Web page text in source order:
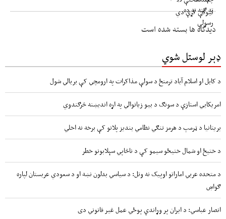
دیدگاه ها بسته شده است
ډېر لوستل شوي
د کابل او اسلام آباد ترمنځ د سولې مذاکرات په ارومچي کې بريالي شول
امریکايي استازې د سونګ د بیو زیاتوالي په اړه اندیښنه څرګندوي
بریتانیا د ټرمپ د هرمز تنګي نظامي بندیز پلانو کې برخه نه اخلي
د ختیځ او شمال ختیځو سیمو کې د ناڅاپي سېلابونو خطر
د متحده عربي اماراتو اوپیک نه وتل: د سیاسي بدلون نښه او د سعودي عربستان لپاره
ګواښ
انصار عباسي: د ایران پر وړاندې پوځي عمل غیر قانوني دی